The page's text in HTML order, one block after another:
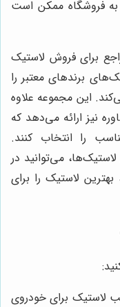
فروشگاه ممکن است
برای فروش لاستیک
برندهای معتبر را
این مجموعه علاوه
نیز ارائه می‌دهد که
را انتخاب کنند.
می‌توانید در
لاستیک را برای
لاستیک برای خودروی